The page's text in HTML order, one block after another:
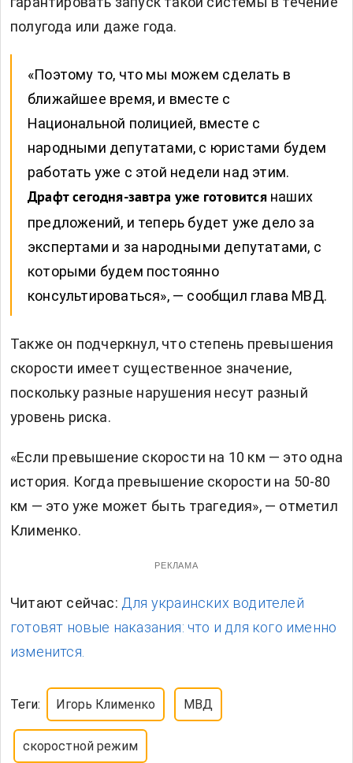
полугода или даже года.
«Поэтому то, что мы можем сделать в
ближайшее время, и вместе с
Национальной полицией, вместе с
народными депутатами, с юристами будем
работать уже с этой недели над этим.
Драфт сегодня-завтра уже готовится наших
предложений, и теперь будет уже дело за
экспертами и за народными депутатами, с
которыми будем постоянно
консультироваться», — сообщил глава МВД.
Также он подчеркнул, что степень превышения
скорости имеет существенное значение,
поскольку разные нарушения несут разный
уровень риска.
«Если превышение скорости на 10 км — это одна
история. Когда превышение скорости на 50-80
км — это уже может быть трагедия», — отметил
Клименко.
РЕКЛАМА
Читают сейчас: Для украинских водителей
готовят новые наказания: что и для кого именно
изменится.
Теги: Игорь Клименко МВД
скоростной режим